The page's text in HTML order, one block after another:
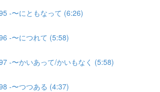
-〜にともなって (6:26)
-〜につれて (5:58)
-〜かいあって/かいもなく (5:58)
-〜つつある (4:37)